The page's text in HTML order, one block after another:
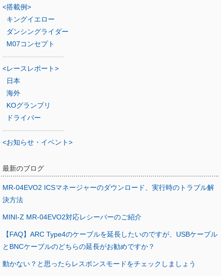
<搭載例>
キングイエロー
ダンシングライダー
M07コンセプト
-------------------------
<レースレポート>
日本
海外
KOグランプリ
ドライバー
-------------------------
<お知らせ・イベント>
最新のブログ
MR-04EVO2 ICSマネージャーのダウンロード、実行時のトラブル解
決方法
MINI-Z MR-04EVO2対応レシーバーのご紹介
【FAQ】ARC Type4のケーブルを延長したいのですが、USBケーブル
とBNCケーブルのどちらの延長がお勧めですか？
動かない？と思ったらレスポンスモードをチェックしましょう